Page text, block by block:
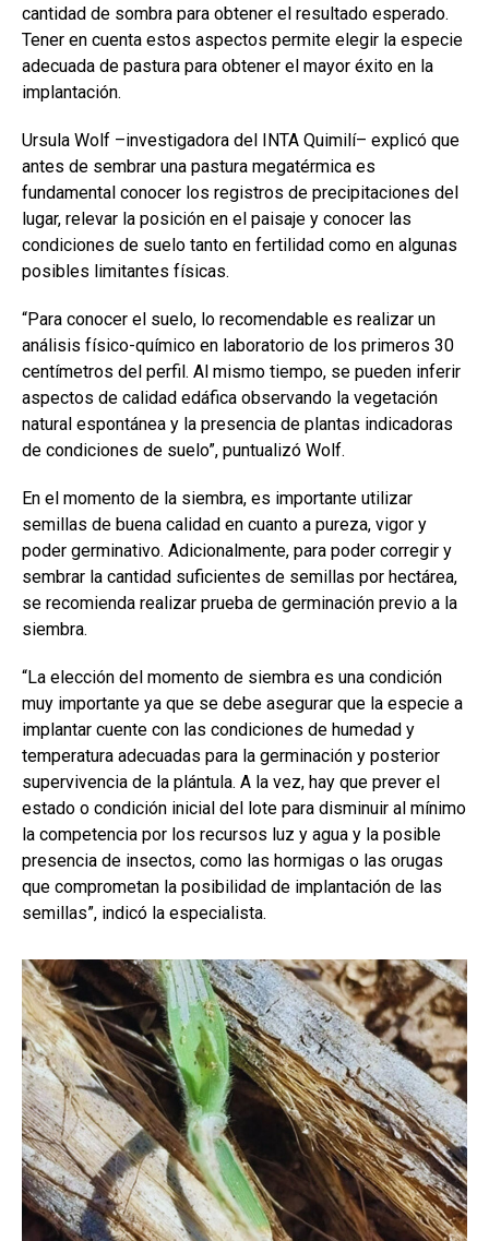
cantidad de sombra para obtener el resultado esperado.
Tener en cuenta estos aspectos permite elegir la especie
adecuada de pastura para obtener el mayor éxito en la
implantación.
Ursula Wolf –investigadora del INTA Quimilí– explicó que
antes de sembrar una pastura megatérmica es
fundamental conocer los registros de precipitaciones del
lugar, relevar la posición en el paisaje y conocer las
condiciones de suelo tanto en fertilidad como en algunas
posibles limitantes físicas.
“Para conocer el suelo, lo recomendable es realizar un
análisis físico-químico en laboratorio de los primeros 30
centímetros del perfil. Al mismo tiempo, se pueden inferir
aspectos de calidad edáfica observando la vegetación
natural espontánea y la presencia de plantas indicadoras
de condiciones de suelo”, puntualizó Wolf.
En el momento de la siembra, es importante utilizar
semillas de buena calidad en cuanto a pureza, vigor y
poder germinativo. Adicionalmente, para poder corregir y
sembrar la cantidad suficientes de semillas por hectárea,
se recomienda realizar prueba de germinación previo a la
siembra.
“La elección del momento de siembra es una condición
muy importante ya que se debe asegurar que la especie a
implantar cuente con las condiciones de humedad y
temperatura adecuadas para la germinación y posterior
supervivencia de la plántula. A la vez, hay que prever el
estado o condición inicial del lote para disminuir al mínimo
la competencia por los recursos luz y agua y la posible
presencia de insectos, como las hormigas o las orugas
que comprometan la posibilidad de implantación de las
semillas”, indicó la especialista.